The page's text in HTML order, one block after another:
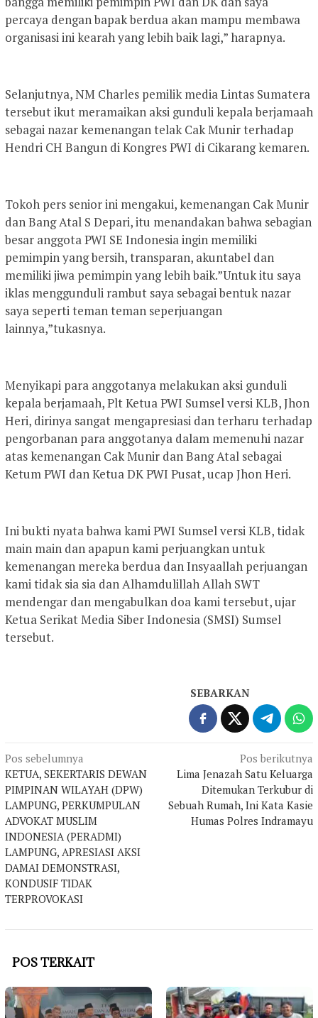
percaya dengan bapak berdua akan mampu membawa
organisasi ini kearah yang lebih baik lagi,” harapnya.
Selanjutnya, NM Charles pemilik media Lintas Sumatera
tersebut ikut meramaikan aksi gunduli kepala berjamaah
sebagai nazar kemenangan telak Cak Munir terhadap
Hendri CH Bangun di Kongres PWI di Cikarang kemaren.
Tokoh pers senior ini mengakui, kemenangan Cak Munir
dan Bang Atal S Depari, itu menandakan bahwa sebagian
besar anggota PWI SE Indonesia ingin memiliki
pemimpin yang bersih, transparan, akuntabel dan
memiliki jiwa pemimpin yang lebih baik.”Untuk itu saya
iklas menggunduli rambut saya sebagai bentuk nazar
saya seperti teman teman seperjuangan
lainnya,”tukasnya.
Menyikapi para anggotanya melakukan aksi gunduli
kepala berjamaah, Plt Ketua PWI Sumsel versi KLB, Jhon
Heri, dirinya sangat mengapresiasi dan terharu terhadap
pengorbanan para anggotanya dalam memenuhi nazar
atas kemenangan Cak Munir dan Bang Atal sebagai
Ketum PWI dan Ketua DK PWI Pusat, ucap Jhon Heri.
Ini bukti nyata bahwa kami PWI Sumsel versi KLB, tidak
main main dan apapun kami perjuangkan untuk
kemenangan mereka berdua dan Insyaallah perjuangan
kami tidak sia sia dan Alhamdulillah Allah SWT
mendengar dan mengabulkan doa kami tersebut, ujar
Ketua Serikat Media Siber Indonesia (SMSI) Sumsel
tersebut.
SEBARKAN
Navigasi
pos
Pos sebelumnya
KETUA, SEKERTARIS DEWAN
PIMPINAN WILAYAH (DPW)
LAMPUNG, PERKUMPULAN
ADVOKAT MUSLIM
INDONESIA (PERADMI)
LAMPUNG, APRESIASI AKSI
DAMAI DEMONSTRASI,
KONDUSIF TIDAK
TERPROVOKASI
Pos berikutnya
Lima Jenazah Satu Keluarga
Ditemukan Terkubur di
Sebuah Rumah, Ini Kata Kasie
Humas Polres Indramayu
POS TERKAIT